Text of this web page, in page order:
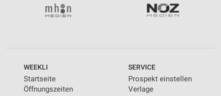
WEEKLI
Startseite
Öffnungszeiten
SERVICE
Prospekt einstellen
Verlage